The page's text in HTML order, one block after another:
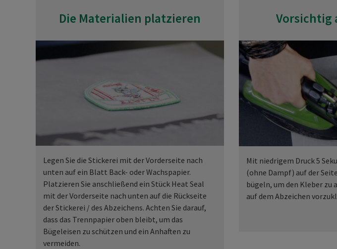
Die Materialien platzieren
Legen Sie die Stickerei mit der Vorderseite nach
unten auf ein Blatt Back- oder Wachspapier.
Platzieren Sie anschließend ein Stück Heat Seal
mit der Vorderseite nach unten auf die Rückseite
der Stickerei / des Abzeichens. Achten Sie darauf,
dass das Trennpapier oben bleibt, um das
Bügeleisen zu schützen und ein Anhaften zu
vermeiden.
Vorsichtig
Mit niedrigem Druck 5
(ohne Dampf) auf der
bügeln, um den Kleber zu
auf dem Abzeichen